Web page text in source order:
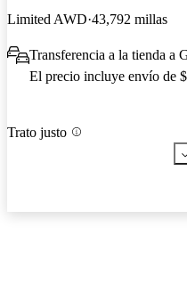
Limited AWD 43,792 millas
Transferencia a la tienda a
El precio incluye envío de
Trato justo